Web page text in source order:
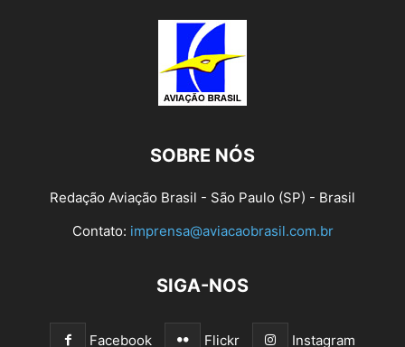
SOBRE NÓS
Redação Aviação Brasil - São Paulo (SP) - Brasil
Contato: imprensa@aviacaobrasil.com.br
SIGA-NOS
Facebook Flickr Instagram